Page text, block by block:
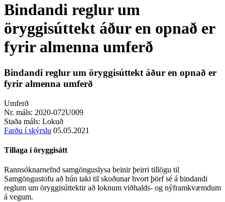
Bindandi reglur um
öryggisúttekt áður en opnað er
fyrir almenna umferð
Bindandi reglur um öryggisúttekt áður en opnað er
fyrir almenna umferð
Umferð
Nr. máls: 2020-072U009
Staða máls: Lokuð
Farðu í skýrslu 05.05.2021
Tillaga í öryggisátt
Rannsóknarnefnd samgönguslysa beinir þeirri tillögu til
Samgöngustofu að hún taki til skoðunar hvort þörf sé á bindandi
reglum um öryggisúttektir að loknum viðhalds- og nýframkvæmdum
á vegum.